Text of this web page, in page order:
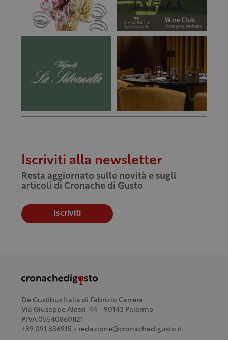
Iscriviti alla newsletter
Resta aggiornato sulle novità e sugli
articoli di Cronache di Gusto
Iscriviti
De Gustibus Italia di Fabrizio Carrera
Via Giuseppe Alessi, 44 - 90143 Palermo
P.IVA 05540860821
+39 091 336915 - redazione@cronachedigusto.it